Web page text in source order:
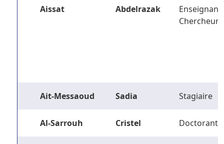
Aissat Abdelrazak
Enseignant-
Chercheur
Ait-Messaoud Sadia Stagiaire
Al-Sarrouh Cristel Doctorant